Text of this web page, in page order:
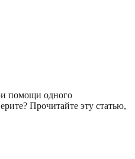
помощи одного
Прочитайте эту статью,